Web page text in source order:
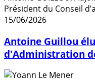
Président du Conseil
15/06/2026
Antoine Guillou
d'Administration